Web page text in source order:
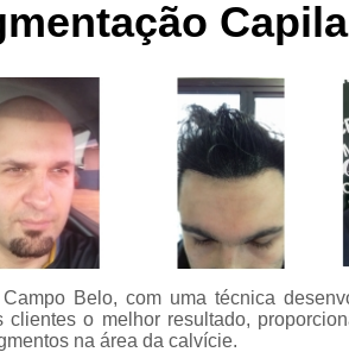
Preenchimento
capilar
Tratamento para
Belo, com uma técnica
clientes o melhor resultado,
na área da calvície.